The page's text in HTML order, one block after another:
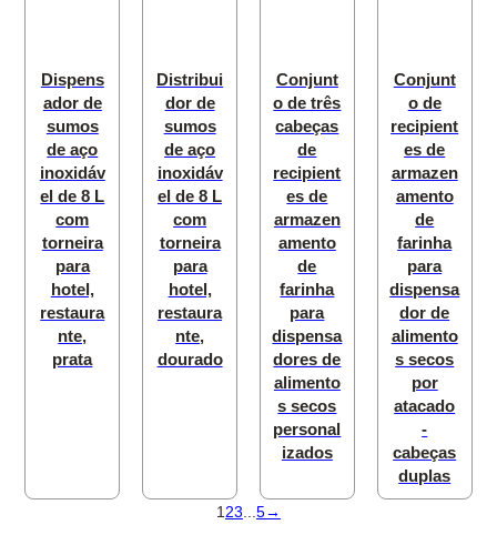
Dispens
ador de
sumos
de aço
inoxidáv
el de 8 L
com
torneira
para
hotel,
restaura
nte,
prata
Distribui
dor de
sumos
de aço
inoxidáv
el de 8 L
com
torneira
para
hotel,
restaura
nte,
dourado
Conjunt
o de três
cabeças
de
recipient
es de
armazen
amento
de
farinha
para
dispensa
dores de
alimento
s secos
personal
izados
Conjunt
o de
recipient
es de
armazen
amento
de
farinha
para
dispensa
dor de
alimento
s secos
por
atacado
-
cabeças
duplas
1 23 5→